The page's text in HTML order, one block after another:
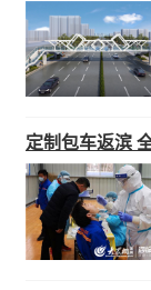
定制包车返滨